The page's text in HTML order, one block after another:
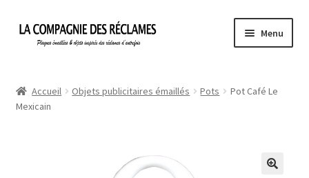
Aller
Aller
Menu
À propos de La Compagnie des Réclames
Accueil Objets publicitaires émaillés Pots
Pot Café Le
Mexicain